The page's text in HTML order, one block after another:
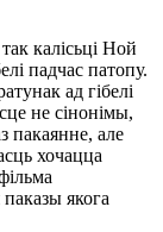
калісьці Ной
падчас патопу.
ад гібелі
не сінонімы,
пакаянне, але
хочацца
якога